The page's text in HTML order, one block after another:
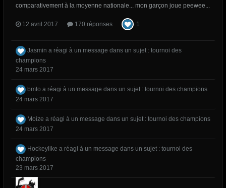
comparativement à la moyenne nationale... mon garçon joue peewee...
12 avril 2017 170 réponses 1
Jasmin a réagi à un message dans un sujet : tournoi des
champions
24 mars 2017
bmto a réagi à un message dans un sujet : tournoi des champions
24 mars 2017
Moize a réagi à un message dans un sujet : tournoi des champions
24 mars 2017
Hockeylike a réagi à un message dans un sujet : tournoi des
champions
23 mars 2017